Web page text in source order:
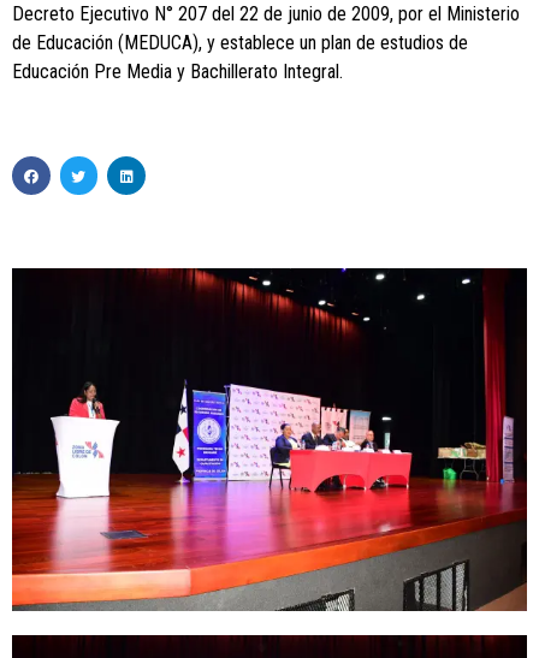
Decreto Ejecutivo N° 207 del 22 de junio de 2009, por el Ministerio
de Educación (MEDUCA), y establece un plan de estudios de
Educación Pre Media y Bachillerato Integral.